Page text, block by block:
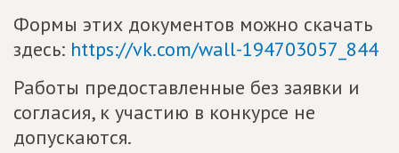
Формы этих документов можно скачать
здесь: https://vk.com/wall-194703057_844
Работы предоставленные без заявки и
согласия, к участию в конкурсе не
допускаются.